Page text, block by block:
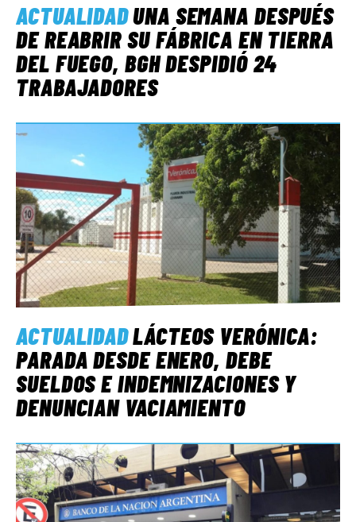
ACTUALIDADUNA SEMANA DESPUÉS
DE REABRIR SU FÁBRICA EN TIERRA
DEL FUEGO, BGH DESPIDIÓ 24
TRABAJADORES
ACTUALIDADLÁCTEOS VERÓNICA:
PARADA DESDE ENERO, DEBE
SUELDOS E INDEMNIZACIONES Y
DENUNCIAN VACIAMIENTO